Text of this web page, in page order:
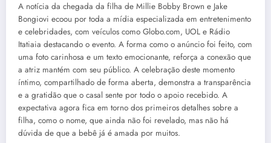
A notícia da chegada da filha de Millie Bobby Brown e Jake
Bongiovi ecoou por toda a mídia especializada em entretenimento
e celebridades, com veículos como Globo.com, UOL e Rádio
Itatiaia destacando o evento. A forma como o anúncio foi feito, com
uma foto carinhosa e um texto emocionante, reforça a conexão que
a atriz mantém com seu público. A celebração deste momento
íntimo, compartilhado de forma aberta, demonstra a transparência
e a gratidão que o casal sente por todo o apoio recebido. A
expectativa agora fica em torno dos primeiros detalhes sobre a
filha, como o nome, que ainda não foi revelado, mas não há
dúvida de que a bebê já é amada por muitos.